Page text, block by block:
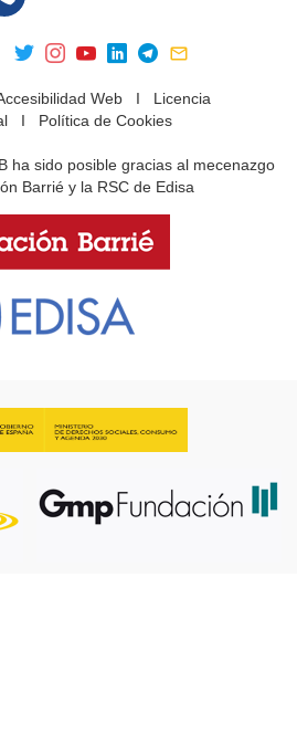
WebI Licencia
I Política de Cookies
ha sido posible gracias al mecenazgo
Barrié y la RSC de Edisa